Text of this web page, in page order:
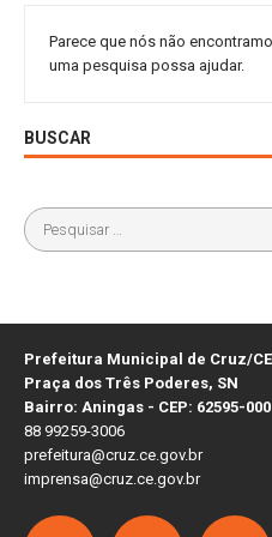
Parece que nós não
uma pesquisa possa ajudar.
BUSCAR
Prefeitura Municipal de Cruz/CE
Praça dos Três Poderes, SN
Bairro: Aningas - CEP: 62595-
88 99259-3006
prefeitura@cruz.ce.gov.br
imprensa@cruz.ce.gov.br